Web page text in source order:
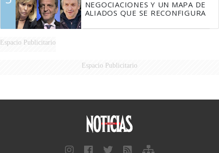
NEGOCIACIONES Y UN MAPA DE
ALIADOS QUE SE RECONFIGURA
Espacio Publicitario
Espacio Publicitario